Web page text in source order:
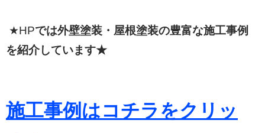
★HPでは外壁塗装・屋根塗装の豊富な施工事例
を紹介しています★
施工事例はコチラをクリッ